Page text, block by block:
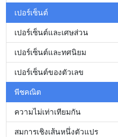
เปอร์เซ็นต์
เปอร์เซ็นต์และเศษส่วน
เปอร์เซ็นต์และทศนิยม
เปอร์เซ็นต์ของตัวเลข
พีชคณิต
ความไม่เท่าเทียมกัน
สมการเชิงเส้นหนึ่งตัวแปร